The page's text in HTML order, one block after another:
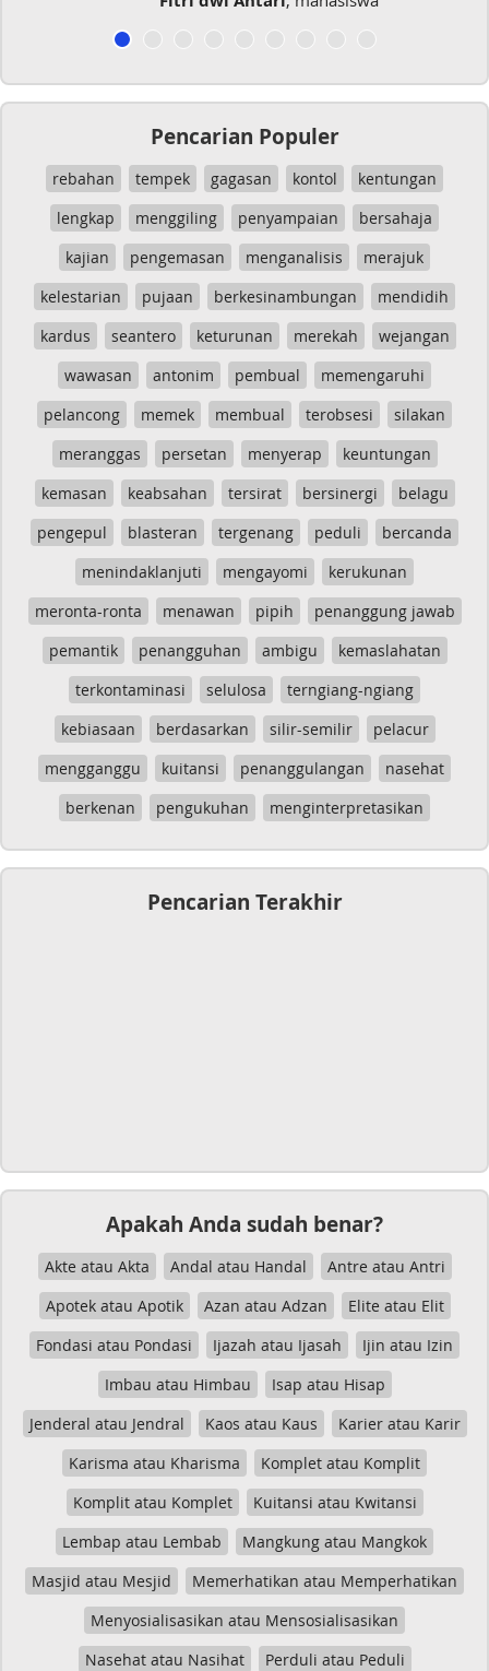
Pencarian Populer
rebahan tempek gagasan kontol
kentungan
lengkap
menggiling penyampaian
bersahaja
kajian
pengemasan menganalisis
merajuk
kelestarian
pujaan berkesinambungan
mendidih
kardus
seantero keturunan merekah
wejangan
wawasan
antonim pembual
memengaruhi
pelancong
memek membual terobsesi
silakan
meranggas
persetan menyerap
keuntungan
kemasan
keabsahan tersirat bersinergi
belagu
pengepul
blasteran tergenang peduli
bercanda
menindaklanjuti
mengayomi
kerukunan
meronta-ronta
menawan pipih
penanggung jawab
pemantik
penangguhan ambigu
kemaslahatan
terkontaminasi
selulosa
terngiang-ngiang
kebiasaan
berdasarkan silir-semilir
pelacur
mengganggu
kuitansi penanggulangan
nasehat
berkenan
pengukuhan menginterpretasikan
Pencarian Terakhir
Apakah Anda sudah benar?
Akte atau Akta Andal atau Handal
Antre atau Antri
Apotek atau Apotik
Azan atau Adzan
Elite atau Elit
Fondasi atau Pondasi
Ijazah atau Ijasah
Ijin atau Izin
Imbau atau Himbau
Isap atau Hisap
Jenderal atau Jendral
Kaos atau Kaus
Karier atau Karir
Karisma atau Kharisma
Komplet atau Komplit
Komplit atau Komplet
Kuitansi atau Kwitansi
Lembap atau Lembab
Mangkung atau Mangkok
Masjid atau Mesjid
Memerhatikan atau Memperhatikan
Menyosialisasikan atau Mensosialisasikan
Nasehat atau Nasihat
Perduli atau Peduli